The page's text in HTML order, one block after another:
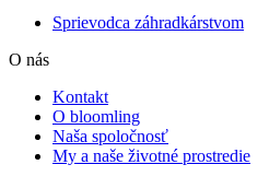
Sprievodca záhradkárstvom
O nás
Kontakt
O bloomling
Naša spoločnosť
My a naše životné prostredie